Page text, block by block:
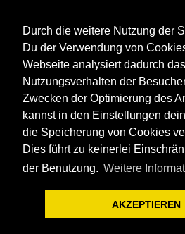
Durch die weitere Nutzung der
Du der Verwendung von
Webseite analysiert dadurch das
Nutzungsverhalten der
Zwecken der Optimierung des
kannst in den Einstellungen
die Speicherung von Cookies
Dies führt zu keinerlei
der Benutzung. Weitere
AKZEPTIEREN